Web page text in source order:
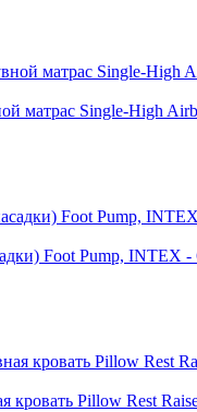
матрас Single-High
Foot Pump, INTEX -
кровать Pillow Rest